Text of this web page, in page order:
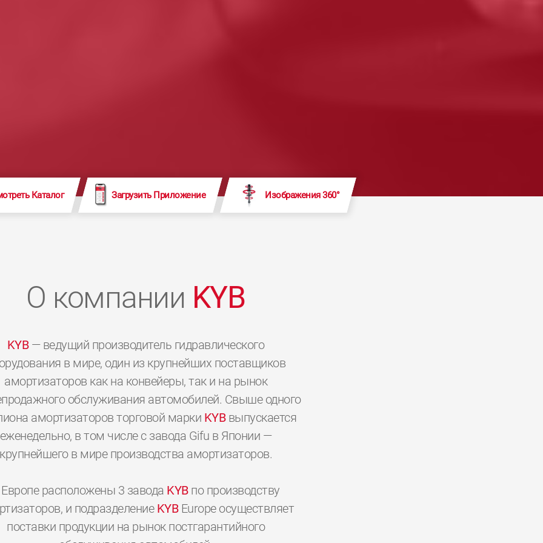
Каталог Загрузить Приложение Изображения 360°
О компании KYB
KYB— ведущий производитель гидравлического
в мире, один из крупнейших поставщиков
амортизаторов как на конвейеры, так и на рынок
обслуживания автомобилей. Свыше одного
амортизаторов торговой марки KYBвыпускается
еженедельно, в том числе с завода Gifu в Японии —
крупнейшего в мире производства амортизаторов.
расположены 3 завода KYBпо производству
и подразделение KYBEurope осуществляет
поставки продукции на рынок постгарантийного
000 000